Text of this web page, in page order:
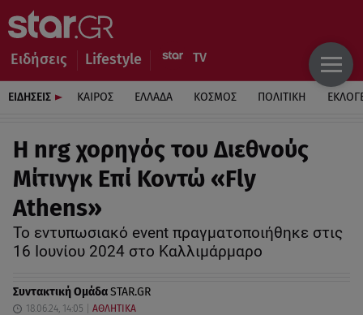
Ειδήσεις Lifestyle
ΕΙΔΗΣΕΙΣ ΚΑΙΡΟΣ ΕΛΛΑΔΑ ΚΟΣΜΟΣ ΠΟΛΙΤΙΚΗ
Η nrg χορηγός του Διεθνούς
Μίτινγκ Επί Κοντώ «Fly
Athens»
Το εντυπωσιακό event πραγματοποιήθηκε στις
16 Ιουνίου 2024 στο Καλλιμάρμαρο
Συντακτική ΟμάδαSTAR.GR
18.06.24, 14:05 ΑΘΛΗΤΙΚΑ